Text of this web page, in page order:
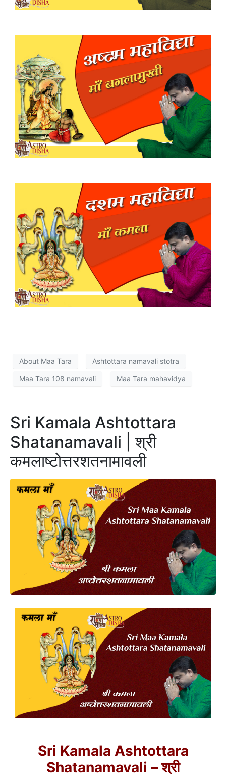
About Maa Tara Ashtottara namavali stotra
Maa Tara 108 namavali Maa Tara mahavidya
Sri Kamala Ashtottara
Shatanamavali | श्री
कमलाष्टोत्तरशतनामावली
Sri Kamala Ashtottara
Shatanamavali – श्री